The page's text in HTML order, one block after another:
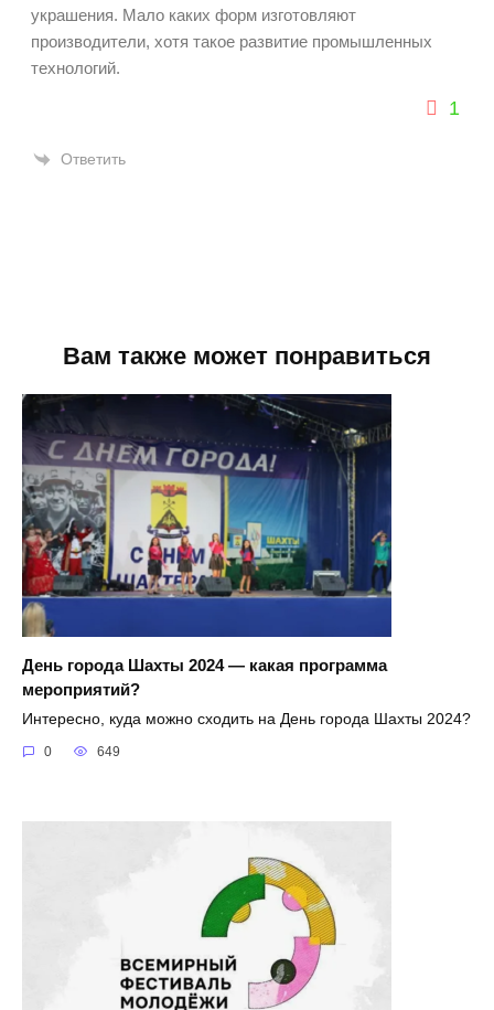
украшения. Мало каких форм изготовляют
производители, хотя такое развитие промышленных
технологий.
1
Ответить
Вам также может понравиться
День города Шахты 2024 — какая программа
мероприятий?
Интересно, куда можно сходить на День города Шахты 2024?
0 649